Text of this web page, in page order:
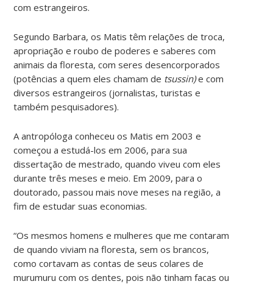
com estrangeiros.
Segundo Barbara, os Matis têm relações de troca,
apropriação e roubo de poderes e saberes com
animais da floresta, com seres desencorporados
(potências a quem eles chamam de tsussin)e com
diversos estrangeiros (jornalistas, turistas e
também pesquisadores).
A antropóloga conheceu os Matis em 2003 e
começou a estudá-los em 2006, para sua
dissertação de mestrado, quando viveu com eles
durante três meses e meio. Em 2009, para o
doutorado, passou mais nove meses na região, a
fim de estudar suas economias.
“Os mesmos homens e mulheres que me contaram
de quando viviam na floresta, sem os brancos,
como cortavam as contas de seus colares de
murumuru com os dentes, pois não tinham facas ou